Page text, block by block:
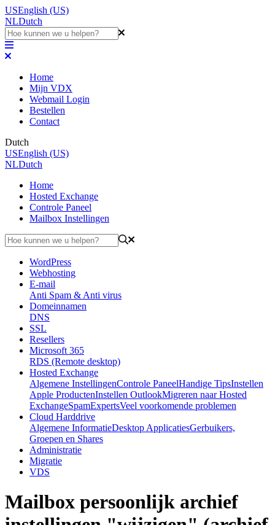
USEnglish (US)
NLDutch
Home
Mijn VDX
Webmail Login
Bestellen
Contact
Dutch
USEnglish (US)
NLDutch
Home
Hosted Exchange
Controle Paneel
Mailbox Instellingen
WordPress
Webhosting
E-mail
Anti Spam & Anti virus
Domeinnamen
DNS
SSL
Resellers
Microsoft 365
RDS (Remote desktop)
Hosted Exchange
Algemene InstellingenControle PaneelHandige TipsInstellen
Apple ProductenInstellen OutlookMigreren naar Hosted
ExchangeSpamExpertsVeel voorkomende problemen
Cloud Harddrive
Algemene InformatieDesktop ApplicatiesGerbuikers,
Groepen en Shares
Administratie
Migratie
VDS
Mailbox persoonlijk archief